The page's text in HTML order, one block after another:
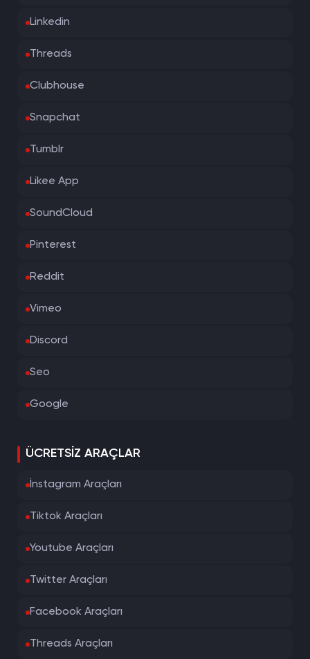
Linkedin
Threads
Clubhouse
Snapchat
Tumblr
Likee App
SoundCloud
Pinterest
Reddit
Vimeo
Discord
Seo
Google
ÜCRETSIZ ARAÇLAR
İnstagram Araçları
Tiktok Araçları
Youtube Araçları
Twitter Araçları
Facebook Araçları
Threads Araçları